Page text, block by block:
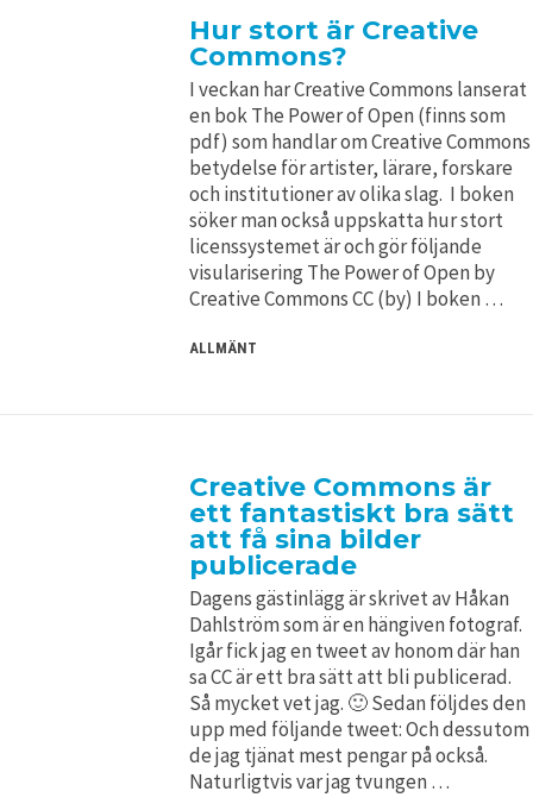
Hur stort är Creative
Commons?
I veckan har Creative Commons lanserat
en bok The Power of Open (finns som
pdf) som handlar om Creative Commons
betydelse för artister, lärare, forskare
och institutioner av olika slag. I boken
söker man också uppskatta hur stort
licenssystemet är och gör följande
visularisering The Power of Open by
Creative Commons CC (by) I boken …
ALLMÄNT
Creative Commons är
ett fantastiskt bra sätt
att få sina bilder
publicerade
Dagens gästinlägg är skrivet av Håkan
Dahlström som är en hängiven fotograf.
Igår fick jag en tweet av honom där han
sa CC är ett bra sätt att bli publicerad.
Så mycket vet jag. 🙂 Sedan följdes den
upp med följande tweet: Och dessutom
de jag tjänat mest pengar på också.
Naturligtvis var jag tvungen …